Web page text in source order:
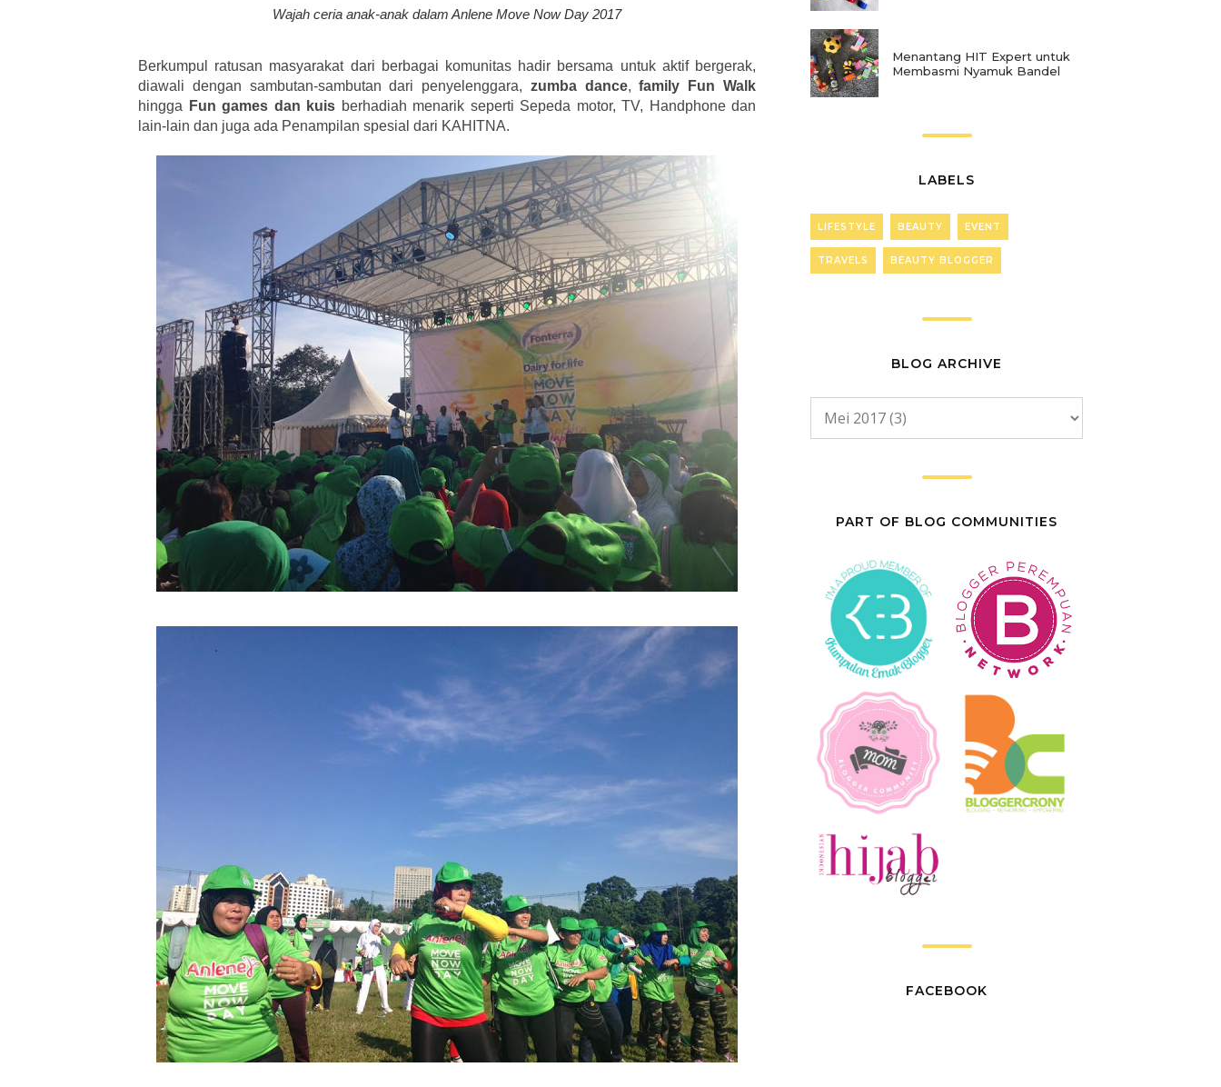
Wajah ceria anak-anak dalam Anlene Move Now Day 2017
Berkumpul ratusan masyarakat dari berbagai komunitas hadir bersama untuk aktif bergerak,
diawali dengan sambutan-sambutan dari penyelenggara, zumba dance,family Fun Walk
hingga
Fun games dan kuis berhadiah menarik seperti Sepeda motor, TV, Handphone dan
lain-lain dan juga ada Penampilan spesial dari KAHITNA.
Menantang HIT Expert untuk
Membasmi Nyamuk Bandel
LABELS
LIFESTYLE BEAUTY EVENT
TRAVELS BEAUTY BLOGGER
BLOG ARCHIVE
PART OF BLOG COMMUNITIES
FACEBOOK